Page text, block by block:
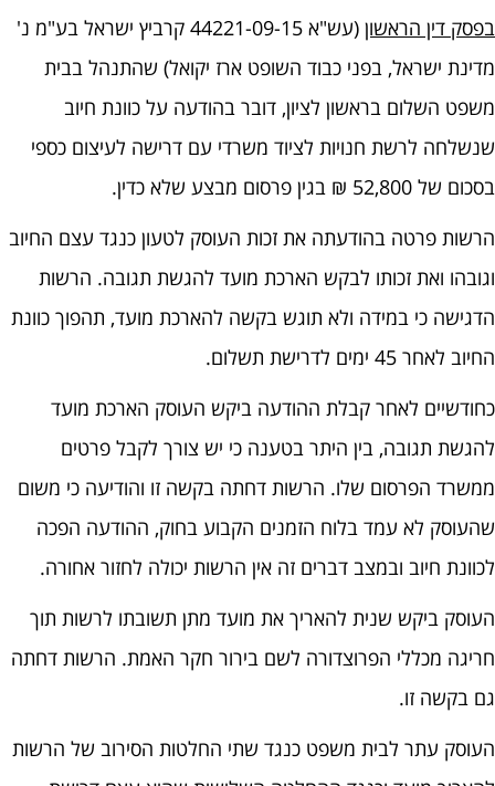
בפסק דין הראשון
(עש"א 44221-09-15 קרביץ ישראל בע"מ נ'
מדינת ישראל, בפני כבוד השופט ארז יקואל) שהתנהל בבית
משפט השלום בראשון לציון, דובר בהודעה על כוונת חיוב
שנשלחה לרשת חנויות לציוד משרדי עם דרישה לעיצום כספי
בסכום של 52,800 ₪ בגין פרסום מבצע שלא כדין.
הרשות פרטה בהודעתה את זכות העוסק לטעון כנגד עצם החיוב
וגובהו ואת זכותו לבקש הארכת מועד להגשת תגובה. הרשות
הדגישה כי במידה ולא תוגש בקשה להארכת מועד, תהפוך כוונת
החיוב לאחר 45 ימים לדרישת תשלום.
כחודשיים לאחר קבלת ההודעה ביקש העוסק הארכת מועד
להגשת תגובה, בין היתר בטענה כי יש צורך לקבל פרטים
ממשרד הפרסום שלו. הרשות דחתה בקשה זו והודיעה כי משום
שהעוסק לא עמד בלוח הזמנים הקבוע בחוק, ההודעה הפכה
לכוונת חיוב ובמצב דברים זה אין הרשות יכולה לחזור אחורה.
העוסק ביקש שנית להאריך את מועד מתן תשובתו לרשות תוך
חריגה מכללי הפרוצדורה לשם בירור חקר האמת. הרשות דחתה
גם בקשה זו.
העוסק עתר לבית משפט כנגד שתי החלטות הסירוב של הרשות